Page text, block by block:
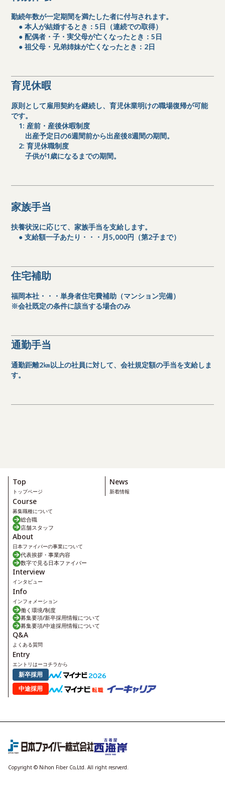
勤続年数が一定期間を満たした者に付与されます。
● 本人が結婚するとき：5日（連続での取得）
● 配偶者・子・実父母が亡くなったとき：5日
● 祖父母・兄弟姉妹が亡くなったとき：2日
育児休暇
原則として雇用契約を継続し、育児休業明けの職場復帰が可能
です。
1: 産前・産後休暇制度
出産予定日の6週間前から出産後8週間の期間。
2: 育児休職制度
子供が1歳になるまでの期間。
家族手当
扶養状況に応じて、家族手当を支給します。
● 支給額一子あたり・・・月5,000円（第2子まで）
住宅補助
福岡本社・・・単身者住宅費補助（マンション完備）
※会社既定の条件に該当する場合のみ
通勤手当
通勤距離2㎞以上の社員に対して、会社規定額の手当を支給しま
す。
Top
トップページ
News
新着情報
Course
募集職種について
総合職
店舗スタッフ
About
日本ファイバーの事業について
代表挨拶・事業内容
数字で見る日本ファイバー
Interview
インタビュー
Info
インフォメーション
働く環境/制度
募集要項/新卒採用情報について
募集要項/中途採用情報について
Q&A
よくある質問
Entry
エントリはーコチラから
新卒採用
中途採用
Copyright © Nihon Fiber Co,Ltd. All right resrverd.